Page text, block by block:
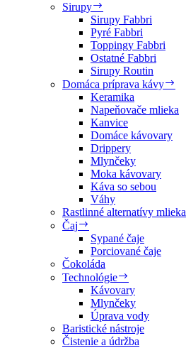
Sirupy
Sirupy Fabbri
Pyré Fabbri
Toppingy Fabbri
Ostatné Fabbri
Sirupy Routin
Domáca príprava kávy
Keramika
Napeňovače mlieka
Kanvice
Domáce kávovary
Drippery
Mlynčeky
Moka kávovary
Káva so sebou
Váhy
Rastlinné alternatívy mlieka
Čaj
Sypané čaje
Porciované čaje
Čokoláda
Technológie
Kávovary
Mlynčeky
Úprava vody
Baristické nástroje
Čistenie a údržba